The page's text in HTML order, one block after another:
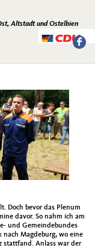
Altstadt und Ostelbien
Doch bevor das Plenum
davor. So nahm ich am
und Gemeindebundes
nach Magdeburg, wo eine
stattfand. Anlass war der